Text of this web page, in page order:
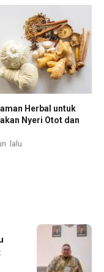
Herbal untuk
Nyeri Otot dan
lalu